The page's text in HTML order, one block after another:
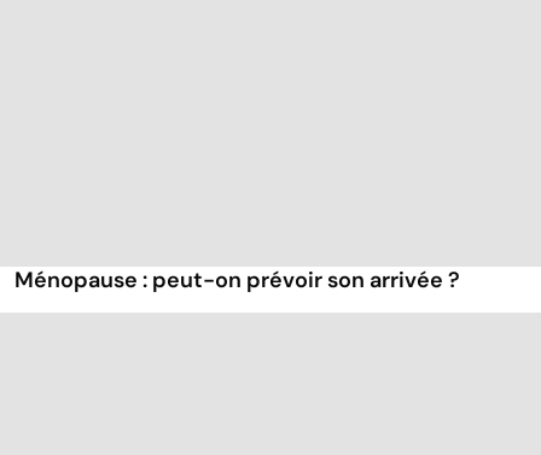
Ménopause : peut-on prévoir son arrivée ?